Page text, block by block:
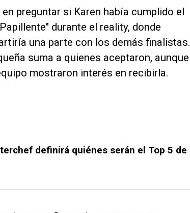
preguntar si Karen había cumplido el
durante el reality, donde
una parte con los demás finalistas.
suma a quienes aceptaron, aunque
mostraron interés en recibirla.
definirá quiénes serán el Top 5 de